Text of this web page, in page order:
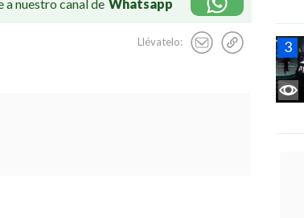
a nuestro canal de Whatsapp
Llévatelo: